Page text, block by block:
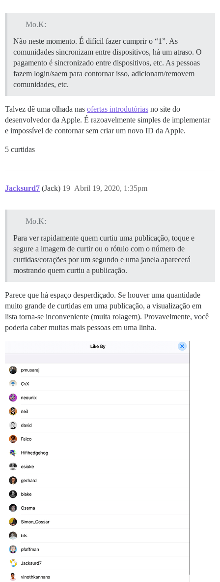
Mo.K:
Não neste momento. É difícil fazer cumprir o “1”. As
comunidades sincronizam entre dispositivos, há um atraso. O
pagamento é sincronizado entre dispositivos, etc. As pessoas
fazem login/saem para contornar isso, adicionam/removem
comunidades, etc.
Talvez dê uma olhada nas ofertas introdutórias no site do
desenvolvedor da Apple. É razoavelmente simples de implementar
e impossível de contornar sem criar um novo ID da Apple.
5 curtidas
Jacksurd7 (Jack) Abril 19, 2020, 1:35pm
19
Mo.K:
Para ver rapidamente quem curtiu uma publicação, toque e
segure a imagem de curtir ou o rótulo com o número de
curtidas/corações por um segundo e uma janela aparecerá
mostrando quem curtiu a publicação.
Parece que há espaço desperdiçado. Se houver uma quantidade
muito grande de curtidas em uma publicação, a visualização em
lista torna-se inconveniente (muita rolagem). Provavelmente, você
poderia caber muitas mais pessoas em uma linha.